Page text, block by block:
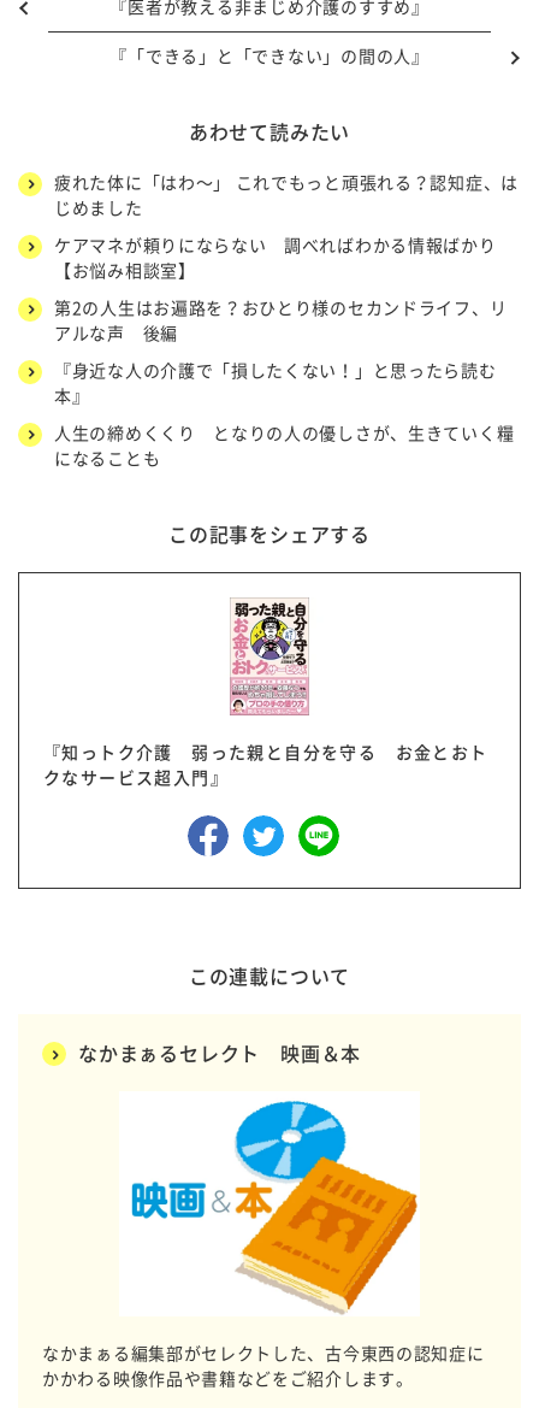
『医者が教える非まじめ介護のすすめ』
『「できる」と「できない」の間の人』
あわせて読みたい
疲れた体に「はわ～」 これでもっと頑張れる？認知症、は
じめました
ケアマネが頼りにならない 調べればわかる情報ばかり
【お悩み相談室】
第2の人生はお遍路を？おひとり様のセカンドライフ、リ
アルな声 後編
『身近な人の介護で「損したくない！」と思ったら読む
本』
人生の締めくくり となりの人の優しさが、生きていく糧
になることも
この記事をシェアする
『知っトク介護 弱った親と自分を守る お金とおト
クなサービス超入門』
この連載について
なかまぁるセレクト 映画＆本
なかまぁる編集部がセレクトした、古今東西の認知症に
かかわる映像作品や書籍などをご紹介します。